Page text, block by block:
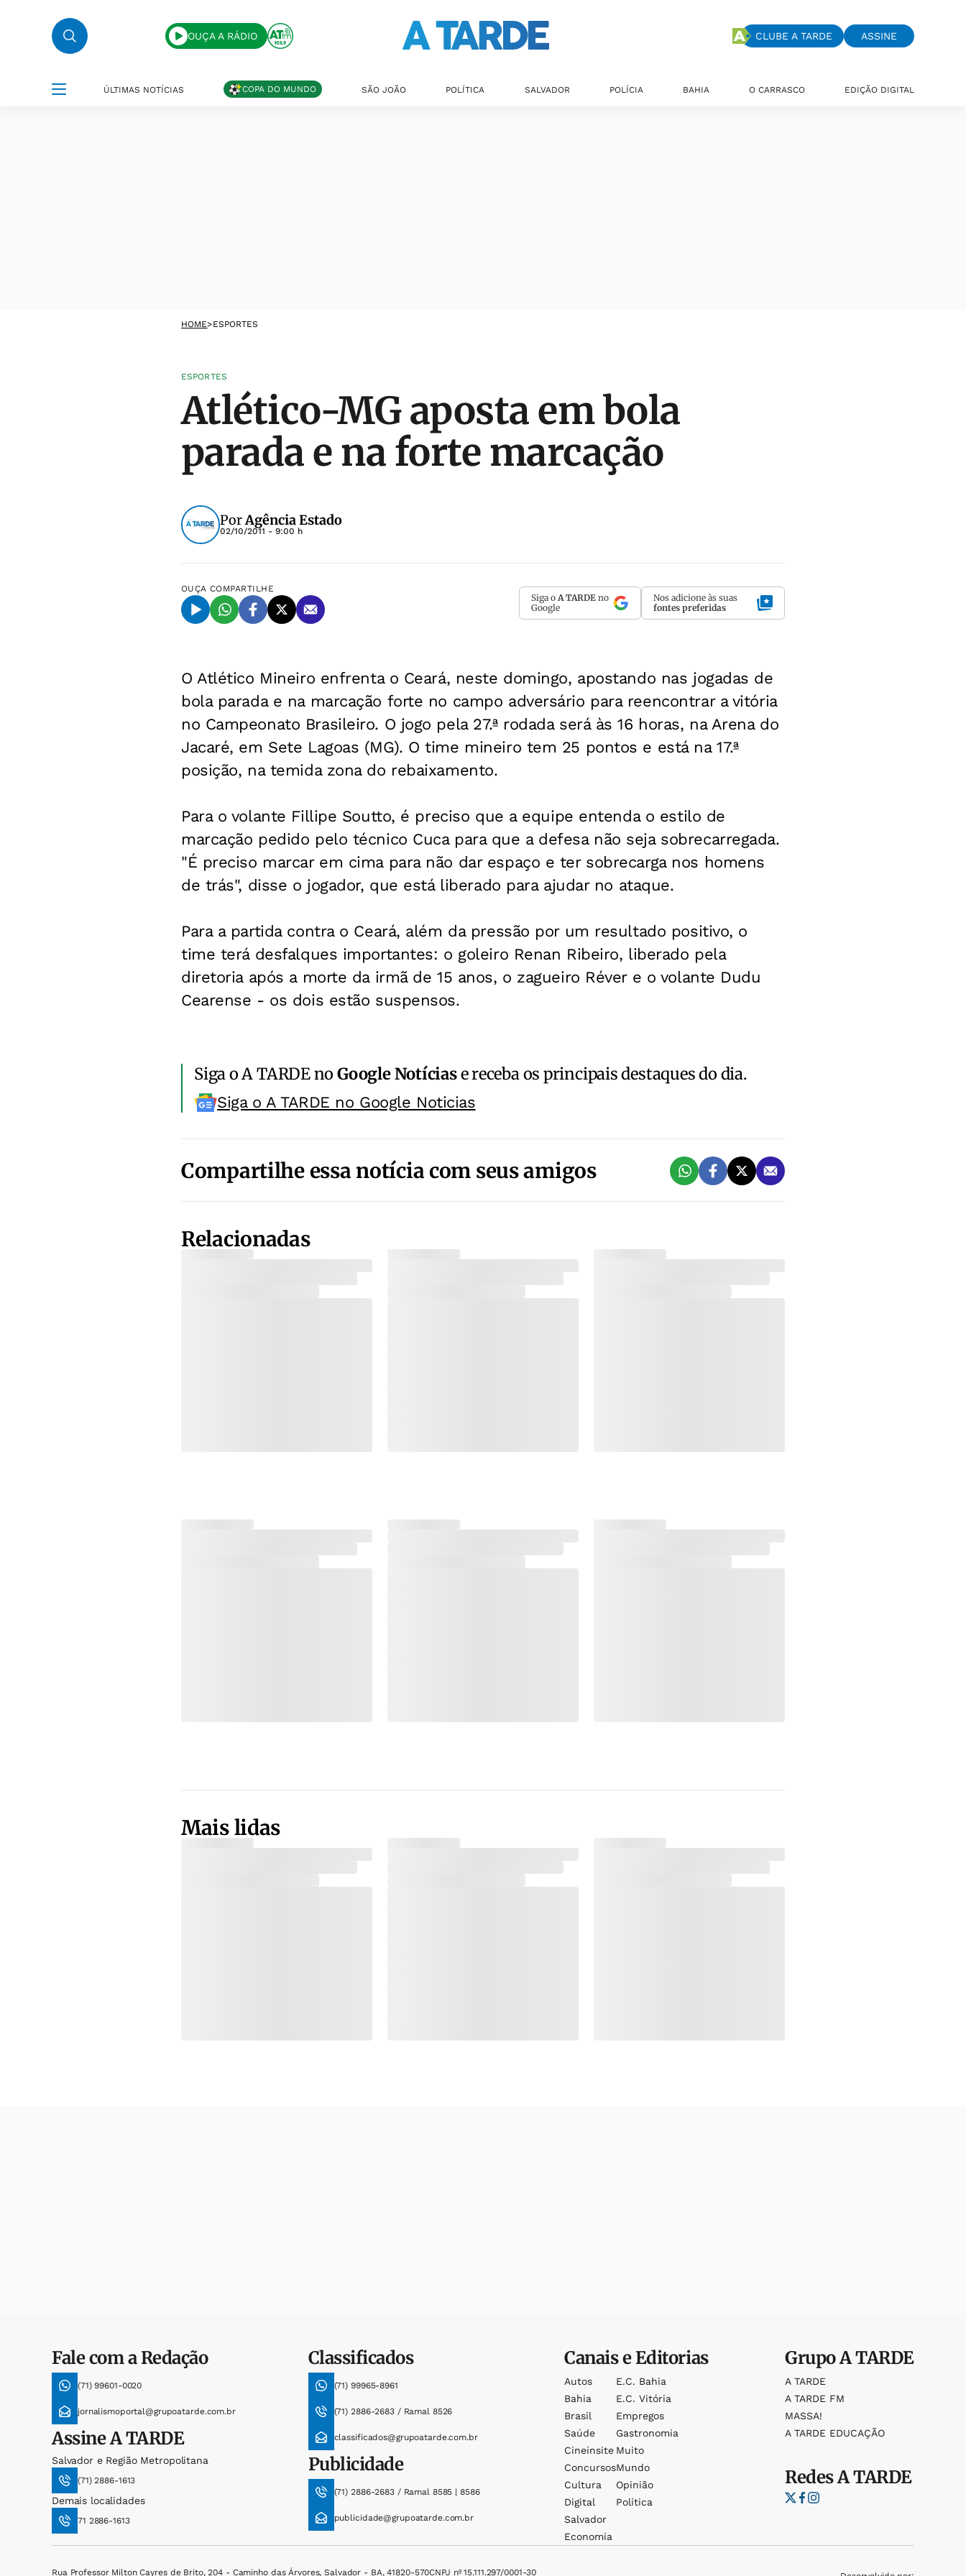
OUÇA A RÁDIO CLUBE A TARDE ASSINE
ÚLTIMAS NOTÍCIAS COPA DO MUNDO SÃO JOÃO POLÍTICA SALVADOR POLÍCIA BAHIA O CARRASCO EDIÇÃO DIGITAL
HOME>ESPORTES
ESPORTES
Atlético-MG aposta em bola
parada e na forte marcação
PorAgência Estado
02/10/2011 - 9:00 h
OUÇA COMPARTILHE
Siga o A TARDE no
Google
Nos adicione às suas
fontes preferidas
O Atlético Mineiro enfrenta o Ceará, neste domingo, apostando nas jogadas de
bola parada e na marcação forte no campo adversário para reencontrar a vitória
no Campeonato Brasileiro. O jogo pela 27.ª rodada será às 16 horas, na Arena do
Jacaré, em Sete Lagoas (MG). O time mineiro tem 25 pontos e está na 17.ª
posição, na temida zona do rebaixamento.
Para o volante Fillipe Soutto, é preciso que a equipe entenda o estilo de
marcação pedido pelo técnico Cuca para que a defesa não seja sobrecarregada.
"É preciso marcar em cima para não dar espaço e ter sobrecarga nos homens
de trás", disse o jogador, que está liberado para ajudar no ataque.
Para a partida contra o Ceará, além da pressão por um resultado positivo, o
time terá desfalques importantes: o goleiro Renan Ribeiro, liberado pela
diretoria após a morte da irmã de 15 anos, o zagueiro Réver e o volante Dudu
Cearense - os dois estão suspensos.
Siga o A TARDE noGoogle Notíciase receba os principais destaques do dia.
Siga o A TARDE no Google Noticias
Compartilhe essa notícia com seus amigos
Relacionadas
Mais lidas
Fale com a Redação
(71) 99601-0020
jornalismoportal@grupoatarde.com.br
AssineA TARDE
Salvador e Região Metropolitana
(71) 2886-1613
Demais localidades
71 2886-1613
Classificados
(71) 99965-8961
(71) 2886-2683 / Ramal 8526
classificados@grupoatarde.com.br
Publicidade
(71) 2886-2683 / Ramal 8585 | 8586
publicidade@grupoatarde.com.br
Canais e Editorias
Autos
Bahia
Brasil
Saúde
Cineinsite
Concursos
Cultura
Digital
Salvador
Economia
E.c. Bahia
E.c. Vitória
Empregos
Gastronomia
Muito
Mundo
Opinião
Política
GrupoA TARDE
A TARDE
A TARDE FM
MASSA!
A TARDE EDUCAÇÃO
RedesA TARDE
Rua Professor Milton Cayres de Brito, 204 - Caminho das Árvores, Salvador - BA, 41820-570CNPJ nº 15.111.297/0001-30